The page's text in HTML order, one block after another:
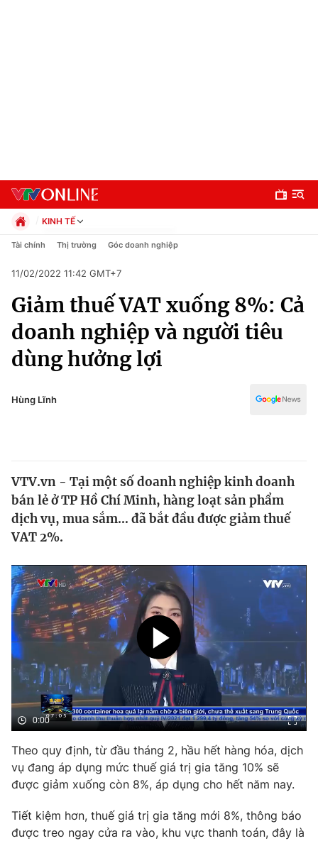
Chuyên mục
Chính trị
Xã hội
Pháp luật
Thế giới
Tin tức
Thế giới đó đây
Câu chuyện quốc tế
Kinh tế
Thị trường
Góc doanh nghiệp
Dữ liệu và đời sống
Truyền hình
Phim VTV
Hậu trường
Nhân vật
Khán giả
Giải sao mai
Giải trí
Điện ảnh
Âm nhạc
Đời sống
Du lịch
Làm đẹp
Chất lượng cuộc sống
Giáo dục
Tuyển sinh
Học trực tuyến
Công nghệ
Sản phẩm
Giao lưu trực tuyến
KINH TẾ
Chính trị
Pháp luật
Kinh tế
Thể thao
Truyền hình
Văn hóa - Giải trí
Y tế
Tài chính Thị trường Góc doanh nghiệp
11/02/2022 11:42 GMT+7
Giảm thuế VAT xuống 8%: Cả
doanh nghiệp và người tiêu
dùng hưởng lợi
Hùng Lĩnh
VTV.vn - Tại một số doanh nghiệp kinh doanh
bán lẻ ở TP Hồ Chí Minh, hàng loạt sản phẩm
dịch vụ, mua sắm… đã bắt đầu được giảm thuế
VAT 2%.
0:00
Theo quy định, từ đầu tháng 2, hầu hết hàng hóa, dịch
vụ đang áp dụng mức thuế giá trị gia tăng 10% sẽ
được giảm xuống còn 8%, áp dụng cho hết năm nay.
Tiết kiệm hơn, thuế giá trị gia tăng mới 8%, thông báo
được treo ngay cửa ra vào, khu vực thanh toán, đây là